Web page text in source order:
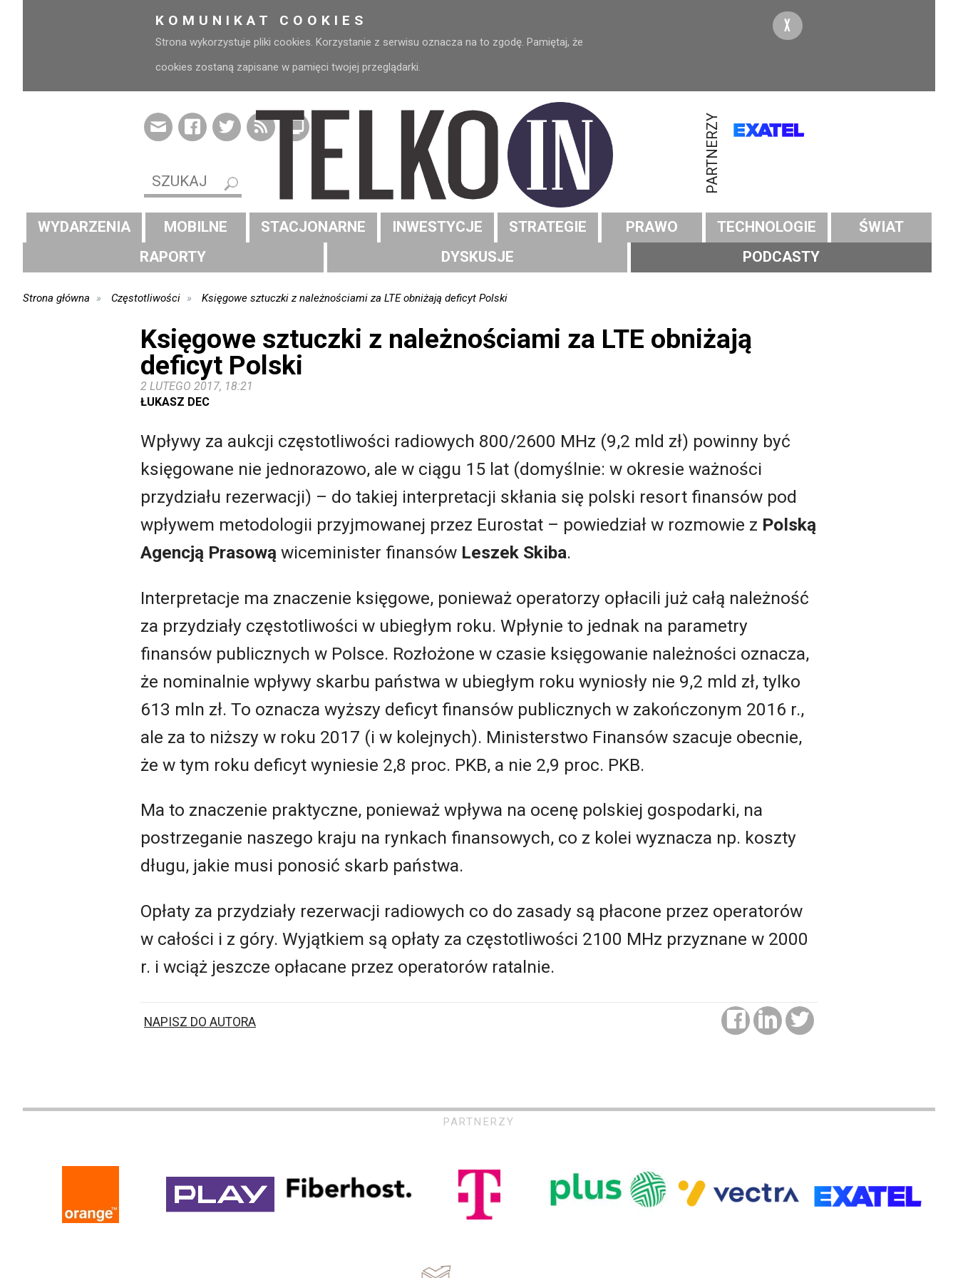
KOMUNIKAT COOKIES
Strona wykorzystuje pliki cookies. Korzystanie z serwisu oznacza na to zgodę. Pamiętaj, że
cookies zostaną zapisane w pamięci twojej przeglądarki.
X
PARTNERZY
WYDARZENIA MOBILNE STACJONARNE INWESTYCJE STRATEGIE PRAWO TECHNOLOGIE
ŚWIAT
RAPORTY
DYSKUSJE PODCASTY
Strona główna Częstotliwości Księgowe sztuczki z należnościami za LTE obniżają deficyt Polski
Księgowe sztuczki z należnościami za LTE obniżają
deficyt Polski
2 LUTEGO 2017, 18:21
ŁUKASZ DEC
Wpływy za aukcji częstotliwości radiowych 800/2600 MHz (9,2 mld zł) powinny być
księgowane nie jednorazowo, ale w ciągu 15 lat (domyślnie: w okresie ważności
przydziału rezerwacji) – do takiej interpretacji skłania się polski resort finansów pod
wpływem metodologii przyjmowanej przez Eurostat – powiedział w rozmowie z Polską
Agencją Prasową wiceminister finansów Leszek Skiba.
Interpretacje ma znaczenie księgowe, ponieważ operatorzy opłacili już całą należność
za przydziały częstotliwości w ubiegłym roku. Wpłynie to jednak na parametry
finansów publicznych w Polsce. Rozłożone w czasie księgowanie należności oznacza,
że nominalnie wpływy skarbu państwa w ubiegłym roku wyniosły nie 9,2 mld zł, tylko
613 mln zł. To oznacza wyższy deficyt finansów publicznych w zakończonym 2016 r.,
ale za to niższy w roku 2017 (i w kolejnych). Ministerstwo Finansów szacuje obecnie,
że w tym roku deficyt wyniesie 2,8 proc. PKB, a nie 2,9 proc. PKB.
Ma to znaczenie praktyczne, ponieważ wpływa na ocenę polskiej gospodarki, na
postrzeganie naszego kraju na rynkach finansowych, co z kolei wyznacza np. koszty
długu, jakie musi ponosić skarb państwa.
Opłaty za przydziały rezerwacji radiowych co do zasady są płacone przez operatorów
w całości i z góry. Wyjątkiem są opłaty za częstotliwości 2100 MHz przyznane w 2000
r. i wciąż jeszcze opłacane przez operatorów ratalnie.
NAPISZ DO AUTORA
PARTNERZY